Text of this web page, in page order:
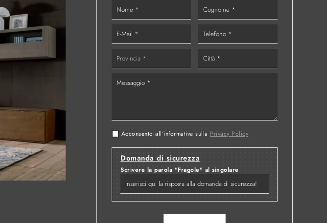
Acconsento all'informativa sulla Privacy Policy
Domanda di sicurezza
Scrivere la parola "Fragole" al singolare